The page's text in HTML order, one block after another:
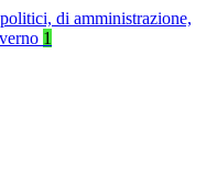
di amministrazione,
1